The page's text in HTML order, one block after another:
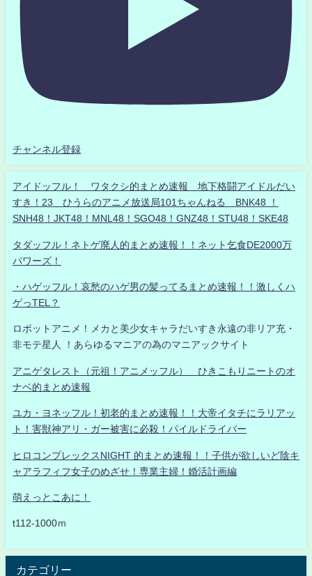
チャンネル登録
アイドッフル！ ワタクシ的まとめ速報 地下格闘アイドルだい
すき！23 ひうらのアニメ放送局101ちゃんねる BNK48 ！
SNH48！JKT48！MNL48！SGO48！GNZ48！STU48！SKE48
タダッフル！ネトゲ廃人的まとめ速報！！ネット乞食DE2000万
パワーズ！
・ハゲッフル！哀愁のハゲ男の髪ってるまとめ速報！！激しくハ
ゲっTEL？
ロボットアニメ！メカと美少女キャラだいすき永遠の非リア充・
非モテ星人 ！あらゆるマニアの為のマニアックサイト
アニゲタレスト（元祖！アニメッフル） ひきこもりニートのオ
ナベ的まとめ速報
ユカ・ヨネッフル！初老的まとめ速報！！大帝イタチにラリアッ
ト！害獣神アリ・ガー被害に必殺！パイルドライバー
ヒロコンプレックスNIGHT 的まとめ速報！！子供が欲しいど陰キ
ャアラフィフ女子のめざせ！専業主婦！婚活計画編
萌えっとこあに！
t112-1000ｍ
カテゴリー